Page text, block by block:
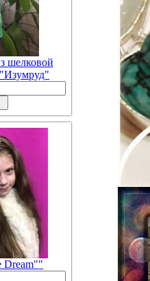
шелковой
Dream""